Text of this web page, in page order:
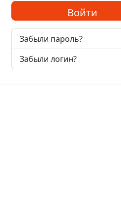
Войти
Забыли пароль?
Забыли логин?